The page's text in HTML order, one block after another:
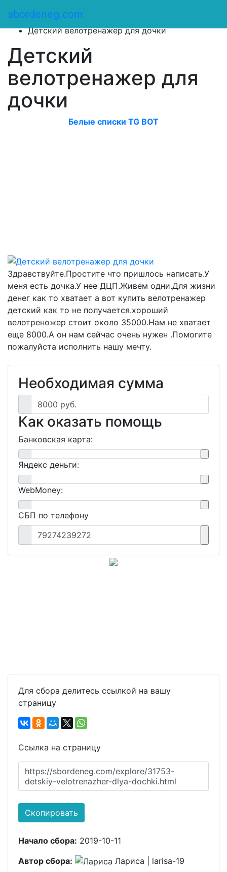
sbordeneg.com
Оказать помощь
Детский велотренажер для дочки
Детский
велотренажер для
дочки
Белые списки TG BOT
Здравствуйте.Простите что пришлось написать.У
меня есть дочка.У нее ДЦП.Живем одни.Для жизни
денег как то хватает а вот купить велотренажер
детский как то не получается.хороший
велотреножер стоит около 35000.Нам не хватает
еще 8000.А он нам сейчас очень нужен .Помогите
пожалуйста исполнить нашу мечту.
Необходимая сумма
8000 руб.
Как оказать помощь
Банковская карта:
Яндекс деньги:
WebMoney:
СБП по телефону
79274239272
Для сбора делитесь ссылкой на вашу
страницу
Ссылка на страницу
https://sbordeneg.com/explore/31753-
detskiy-velotrenazher-dlya-dochki.html
Скопировать
Начало сбора: 2019-10-11
Автор сбора:
Лариса | larisa-19